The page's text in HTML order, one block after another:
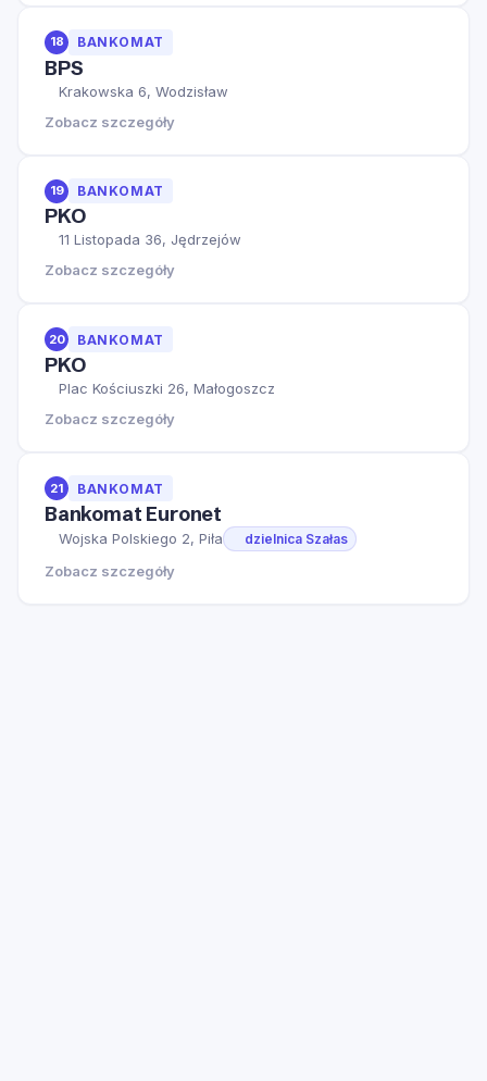
18 BANKOMAT
BPS
Krakowska 6, Wodzisław
Zobacz szczegóły
19 BANKOMAT
PKO
11 Listopada 36, Jędrzejów
Zobacz szczegóły
20 BANKOMAT
PKO
Plac Kościuszki 26, Małogoszcz
Zobacz szczegóły
21 BANKOMAT
Bankomat Euronet
Wojska Polskiego 2, Piła dzielnica Szałas
Zobacz szczegóły